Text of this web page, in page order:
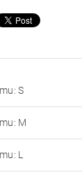
S
M
L